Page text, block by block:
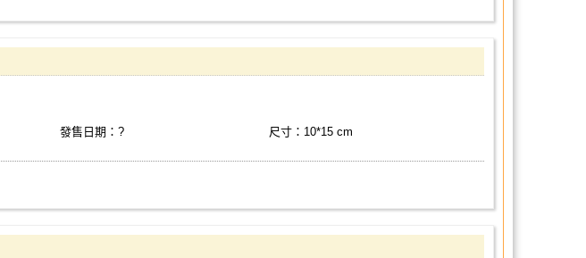
發售日期：?
尺寸：10*15 cm